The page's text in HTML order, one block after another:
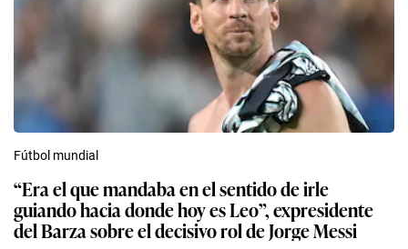
Fútbol mundial
“Era el que mandaba en el sentido de irle
guiando hacia donde hoy es Leo”, expresidente
del Barza sobre el decisivo rol de Jorge Messi